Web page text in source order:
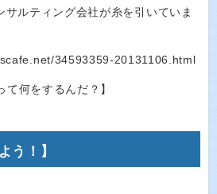
サルティング会社が糸を引いていま
34593359-20131106.html
う！】